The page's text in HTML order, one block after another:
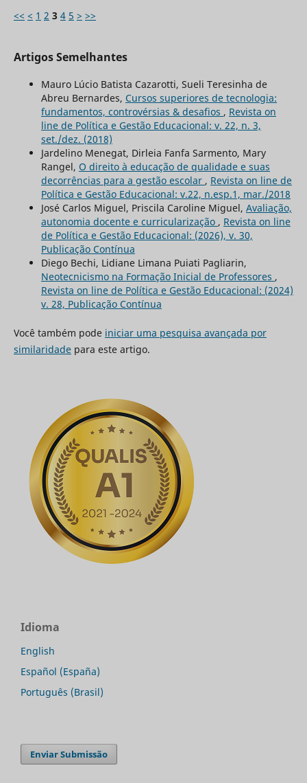
<< < 1 2 3 4 5 > >>
Artigos Semelhantes
Mauro Lúcio Batista Cazarotti, Sueli Teresinha de
Abreu Bernardes, Cursos superiores de tecnologia:
fundamentos, controvérsias & desafios , Revista on
line de Política e Gestão Educacional: v. 22, n. 3,
set./dez. (2018)
Jardelino Menegat, Dirleia Fanfa Sarmento, Mary
Rangel, O direito à educação de qualidade e suas
decorrências para a gestão escolar , Revista on line de
Política e Gestão Educacional: v.22, n.esp.1, mar./2018
José Carlos Miguel, Priscila Caroline Miguel, Avaliação,
autonomia docente e curricularização , Revista on line
de Política e Gestão Educacional: (2026), v. 30,
Publicação Contínua
Diego Bechi, Lidiane Limana Puiati Pagliarin,
Neotecnicismo na Formação Inicial de Professores ,
Revista on line de Política e Gestão Educacional: (2024)
v. 28, Publicação Contínua
Você também pode iniciar uma pesquisa avançada por
similaridadepara este artigo.
Idioma
English
Español (España)
Português (Brasil)
Enviar Submissão